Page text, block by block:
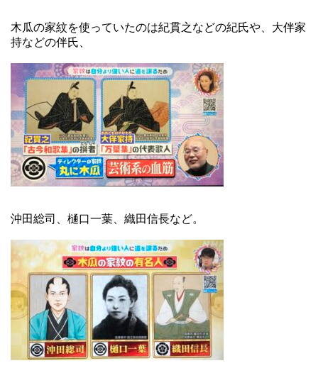
木瓜の家紋を使っていたのは紀貫之などの紀氏や、大伴家
持などの伴氏、
沖田総司、樋口一葉、織田信長など。